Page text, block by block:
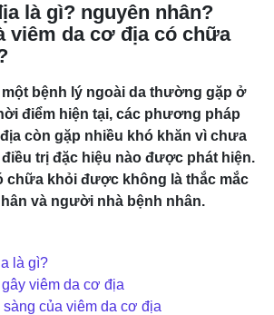
là gì? nguyên nhân?
viêm da cơ địa có chữa
một bệnh lý ngoài da thường gặp ở
điểm hiện tại, các phương pháp
còn gặp nhiều khó khăn vì chưa
trị đặc hiệu nào được phát hiện.
chữa khỏi được không là thắc mắc
và người nhà bệnh nhân.
là gì?
viêm da cơ địa
của viêm da cơ địa